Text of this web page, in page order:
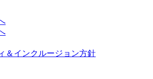
＆インクルージョン方針